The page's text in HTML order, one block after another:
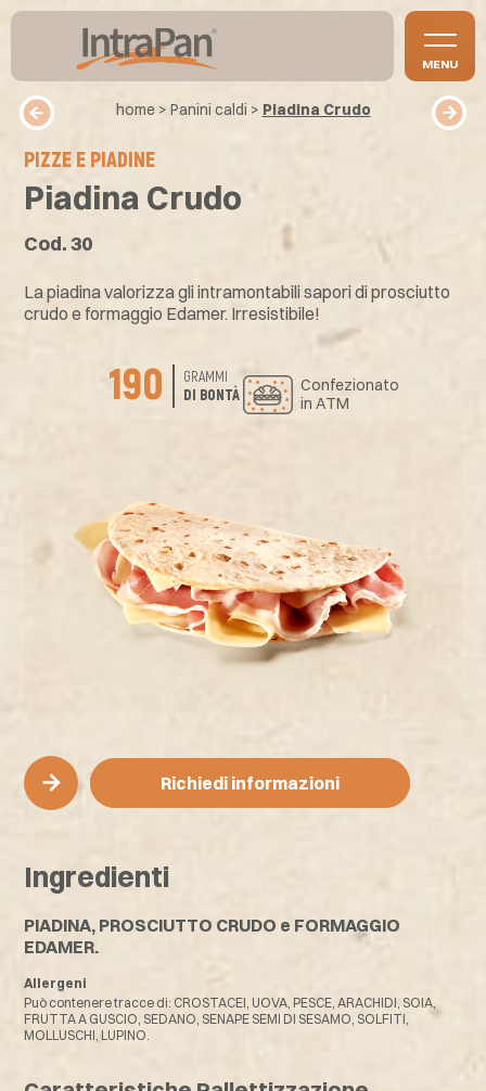
MENU
home> Panini caldi > Piadina Crudo
PIZZE E PIADINE
Piadina Crudo
Cod. 30
La piadina valorizza gli intramontabili sapori di prosciutto
crudo e formaggio Edamer. Irresistibile!
190
GRAMMI
DI BONTÀ
Confezionato
in ATM
Richiedi informazioni
Richiedi informazioni
Ingredienti
PIADINA, PROSCIUTTO CRUDO e FORMAGGIO
EDAMER.
Allergeni
Può contenere tracce di: CROSTACEI, UOVA, PESCE, ARACHIDI, SOIA,
FRUTTA A GUSCIO, SEDANO, SENAPE SEMI DI SESAMO, SOLFITI,
MOLLUSCHI, LUPINO.